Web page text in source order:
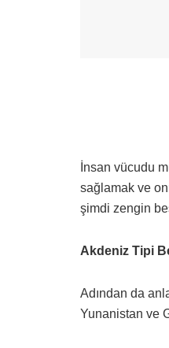
İnsan vücudu
sağlamak ve
şimdi zengin
Akdeniz Tipi
Adından da
Yunanistan ve